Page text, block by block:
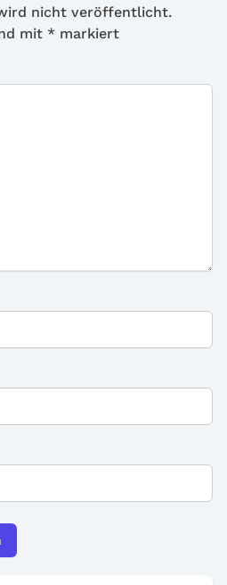
nicht veröffentlicht.
mit * markiert